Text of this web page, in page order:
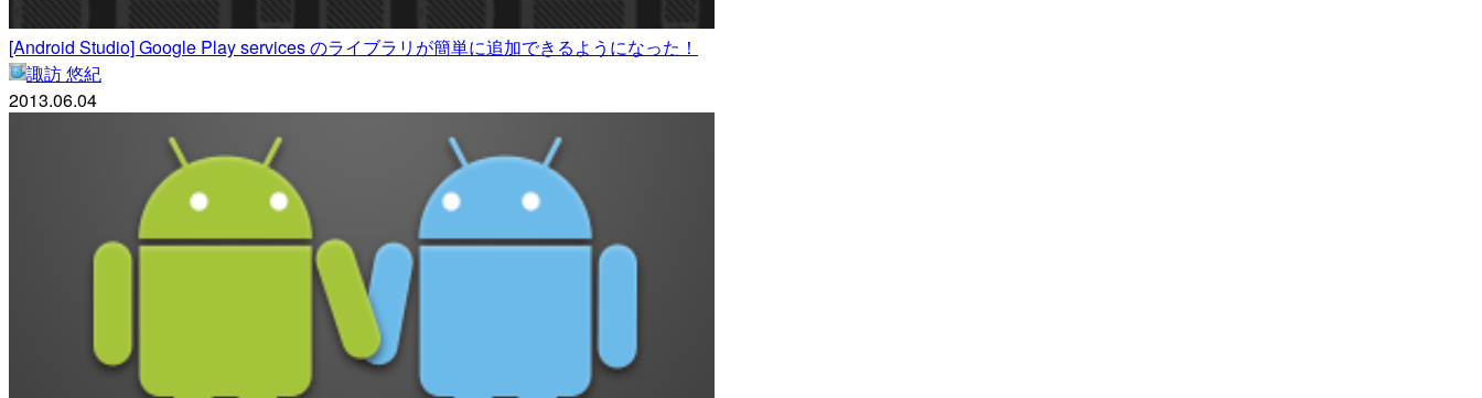
[Android Studio] Google Play services のライブラリが簡単に追加できるようになった！
諏訪 悠紀
2013.06.04